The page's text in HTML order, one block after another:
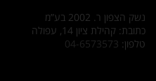
נשק הצפון ר. 2002 בע”מ
כתובת: קהילת ציון 14, עפולה
טלפון: 04-6573573